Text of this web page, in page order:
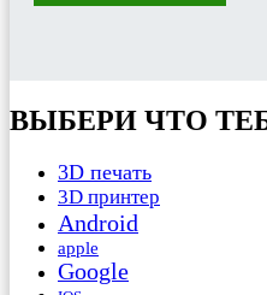
ВЫБЕРИ ЧТО
3D печать
3D принтер
Android
apple
Google